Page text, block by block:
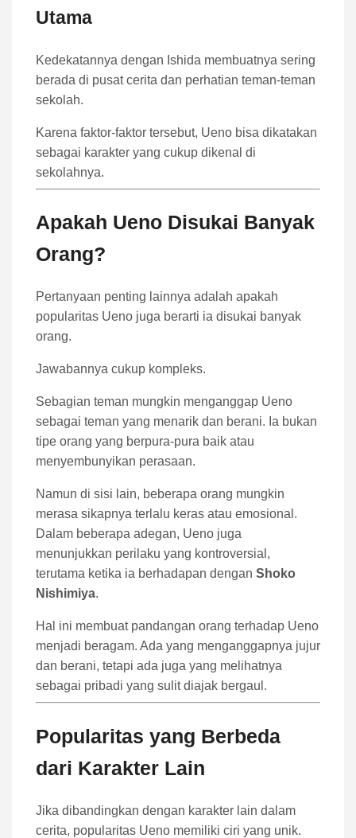
Utama
Kedekatannya dengan Ishida membuatnya sering
berada di pusat cerita dan perhatian teman-teman
sekolah.
Karena faktor-faktor tersebut, Ueno bisa dikatakan
sebagai karakter yang cukup dikenal di
sekolahnya.
Apakah Ueno Disukai Banyak
Orang?
Pertanyaan penting lainnya adalah apakah
popularitas Ueno juga berarti ia disukai banyak
orang.
Jawabannya cukup kompleks.
Sebagian teman mungkin menganggap Ueno
sebagai teman yang menarik dan berani. Ia bukan
tipe orang yang berpura-pura baik atau
menyembunyikan perasaan.
Namun di sisi lain, beberapa orang mungkin
merasa sikapnya terlalu keras atau emosional.
Dalam beberapa adegan, Ueno juga
menunjukkan perilaku yang kontroversial,
terutama ketika ia berhadapan dengan Shoko
Nishimiya.
Hal ini membuat pandangan orang terhadap Ueno
menjadi beragam. Ada yang menganggapnya jujur
dan berani, tetapi ada juga yang melihatnya
sebagai pribadi yang sulit diajak bergaul.
Popularitas yang Berbeda
dari Karakter Lain
Jika dibandingkan dengan karakter lain dalam
cerita, popularitas Ueno memiliki ciri yang unik.